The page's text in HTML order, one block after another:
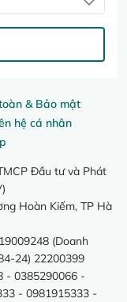
& Bảo mật
hệ cá nhân
Đầu tư và Phát
Hoàn Kiếm, TP Hà
(Doanh
24) 22200399
- 0385290066 -
- 0981915333 -